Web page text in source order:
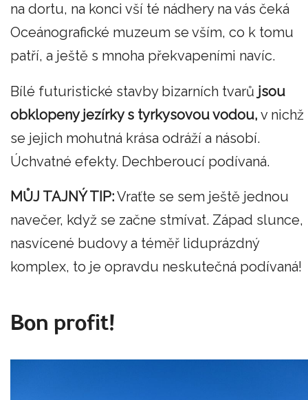
na dortu, na konci vší té nádhery na vás čeká
Oceánografické muzeum se vším, co k tomu
patří, a ještě s mnoha překvapeními navíc.
Bílé futuristické stavby bizarních tvarů jsou
obklopeny jezírky s tyrkysovou vodou, v nichž
se jejich mohutná krása odráží a násobí.
Úchvatné efekty. Dechberoucí podívaná.
MŮJ TAJNÝ TIP:Vraťte se sem ještě jednou
navečer, když se začne stmívat. Západ slunce,
nasvícené budovy a téměř liduprázdný
komplex, to je opravdu neskutečná podívaná!
Bon profit!